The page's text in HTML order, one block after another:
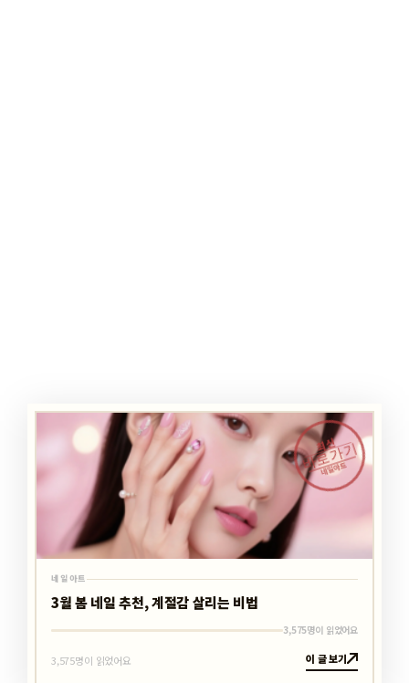
최신
바로가기
네일아트
네일아트
3월 봄 네일 추천, 계절감 살리는 비법
3,575명이 읽었어요
3,575명이 읽었어요 이 글 보기